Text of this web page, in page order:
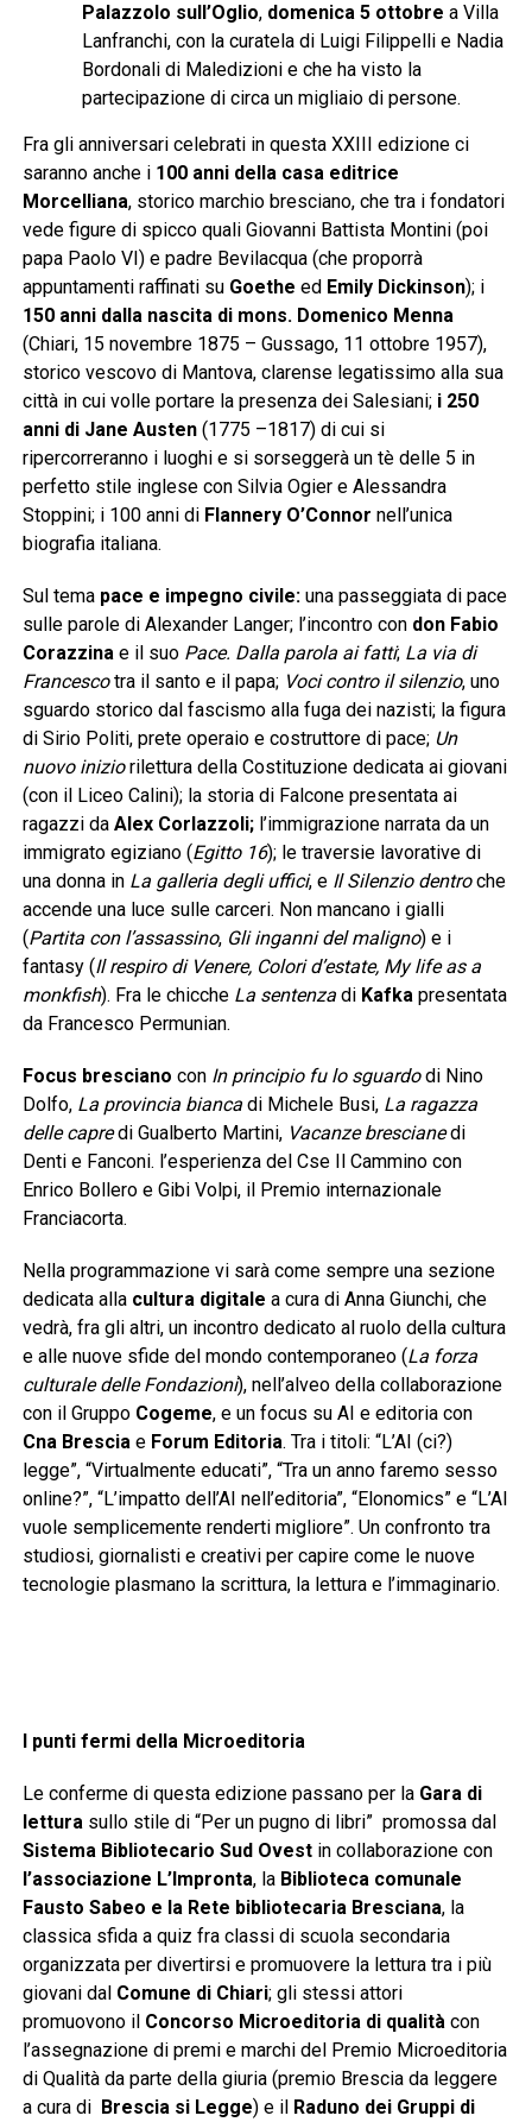
Palazzolo sull’Oglio, domenica 5 ottobre a Villa
Lanfranchi, con la curatela di Luigi Filippelli e Nadia
Bordonali di Maledizioni e che ha visto la
partecipazione di circa un migliaio di persone.
Fra gli anniversari celebrati in questa XXIII edizione ci
saranno anche i 100 anni della casa editrice
Morcelliana, storico marchio bresciano, che tra i fondatori
vede figure di spicco quali Giovanni Battista Montini (poi
papa Paolo VI) e padre Bevilacqua (che proporrà
appuntamenti raffinati su Goethe ed Emily Dickinson); i
150 anni dalla nascita di mons. Domenico Menna
(Chiari, 15 novembre 1875 – Gussago, 11 ottobre 1957),
storico vescovo di Mantova, clarense legatissimo alla sua
città in cui volle portare la presenza dei Salesiani;i 250
anni di Jane Austen(1775 –1817) di cui si
ripercorreranno i luoghi e si sorseggerà un tè delle 5 in
perfetto stile inglese con Silvia Ogier e Alessandra
Stoppini; i 100 anni di Flannery O’Connor nell’unica
biografia italiana.
Sul tema pace e impegno civile:una passeggiata di pace
sulle parole di Alexander Langer; l’incontro con don Fabio
Corazzinae il suo Pace. Dalla parola ai fatti; La via di
Francescotra il santo e il papa; Voci contro il silenzio, uno
sguardo storico dal fascismo alla fuga dei nazisti; la figura
di Sirio Politi, prete operaio e costruttore di pace; Un
nuovo iniziorilettura della Costituzione dedicata ai giovani
(con il Liceo Calini); la storia di Falcone presentata ai
ragazzi da Alex Corlazzoli;l’immigrazione narrata da un
immigrato egiziano (Egitto 16); le traversie lavorative di
una donna in La galleria degli uffici, e Il Silenzio dentroche
accende una luce sulle carceri. Non mancano i gialli
(Partita con l’assassino, Gli inganni del maligno) e i
fantasy (Il respiro di Venere, Colori d’estate, My life as a
monkfish). Fra le chicche La sentenzadi Kafkapresentata
da Francesco Permunian.
Focus bresciano con In principio fu lo sguardodi Nino
Dolfo, La provincia bianca di Michele Busi,La ragazza
delle capredi Gualberto Martini, Vacanze brescianedi
Denti e Fanconi. l’esperienza del Cse Il Cammino con
Enrico Bollero e Gibi Volpi, il Premio internazionale
Franciacorta.
Nella programmazione vi sarà come sempre una sezione
dedicata alla cultura digitale a cura di Anna Giunchi, che
vedrà, fra gli altri, un incontro dedicato al ruolo della cultura
e alle nuove sfide del mondo contemporaneo (La forza
culturale delle Fondazioni), nell’alveo della collaborazione
con il Gruppo Cogeme, e un focus su AI e editoria con
Cna Bresciae Forum Editoria. Tra i titoli: “L’AI (ci?)
legge”, “Virtualmente educati”, “Tra un anno faremo sesso
online?”, “L’impatto dell’AI nell’editoria”, “Elonomics” e “L’AI
vuole semplicemente renderti migliore”. Un confronto tra
studiosi, giornalisti e creativi per capire come le nuove
tecnologie plasmano la scrittura, la lettura e l’immaginario.
I punti fermi della Microeditoria
Le conferme di questa edizione passano per la Gara di
letturasullo stile di “Per un pugno di libri” promossa dal
Sistema Bibliotecario Sud Ovestin collaborazione con
l’associazione L’Impronta, la Biblioteca comunale
Fausto Sabeo e la Rete bibliotecaria Bresciana, la
classica sfida a quiz fra classi di scuola secondaria
organizzata per divertirsi e promuovere la lettura tra i più
giovani dal Comune di Chiari; gli stessi attori
promuovono il Concorso Microeditoria di qualitàcon
l’assegnazione di premi e marchi del Premio Microeditoria
di Qualità da parte della giuria (premio Brescia da leggere
a cura di Brescia si Legge) e il Raduno dei Gruppi di